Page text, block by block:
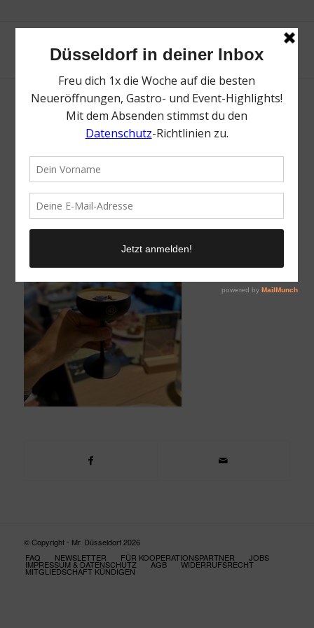
Licor 43 Tapas Tour 2021 | Ghorban Barista
© Copyright - Mr. Düsseldorf 2026
FAQ
NEWSLETTER FÜR KOOPERATIONSPARTNER JOBS
IMPRESSUM & DATENSCHUTZ AGB WIDERRUFSRECHT
MITGLIEDSCHAFT KÜNDIGEN